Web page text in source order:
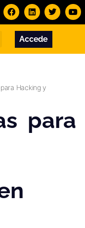
Accede
Hacking y
para